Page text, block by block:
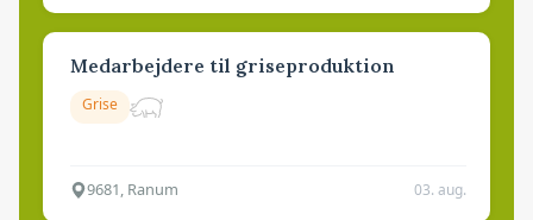
Medarbejdere til griseproduktion
Grise
9681, Ranum 03. aug.